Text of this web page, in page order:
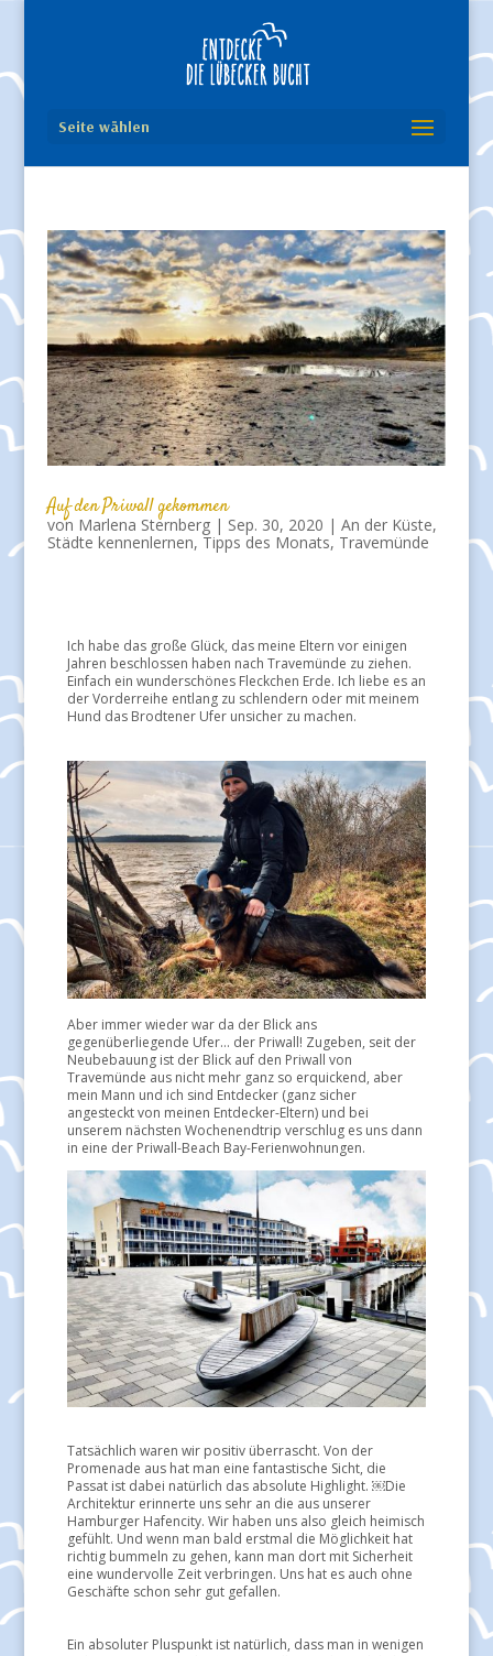
Seite wählen
Auf den Priwall gekommen
von Marlena Sternberg| Sep. 30, 2020 | An der Küste,
Städte kennenlernen, Tipps des Monats, Travemünde
Ich habe das große Glück, das meine Eltern vor einigen
Jahren beschlossen haben nach Travemünde zu ziehen.
Einfach ein wunderschönes Fleckchen Erde. Ich liebe es an
der Vorderreihe entlang zu schlendern oder mit meinem
Hund das Brodtener Ufer unsicher zu machen.
Aber immer wieder war da der Blick ans
gegenüberliegende Ufer… der Priwall! Zugeben, seit der
Neubebauung ist der Blick auf den Priwall von
Travemünde aus nicht mehr ganz so erquickend, aber
mein Mann und ich sind Entdecker (ganz sicher
angesteckt von meinen Entdecker-Eltern) und bei
unserem nächsten Wochenendtrip verschlug es uns dann
in eine der Priwall-Beach Bay-Ferienwohnungen.
Tatsächlich waren wir positiv überrascht. Von der
Promenade aus hat man eine fantastische Sicht, die
Passat ist dabei natürlich das absolute Highlight. ￼Die
Architektur erinnerte uns sehr an die aus unserer
Hamburger Hafencity. Wir haben uns also gleich heimisch
gefühlt. Und wenn man bald erstmal die Möglichkeit hat
richtig bummeln zu gehen, kann man dort mit Sicherheit
eine wundervolle Zeit verbringen. Uns hat es auch ohne
Geschäfte schon sehr gut gefallen.
Ein absoluter Pluspunkt ist natürlich, dass man in wenigen